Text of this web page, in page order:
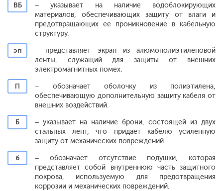
ВБ
– указывает на наличие водоблокирующих
материалов, обеспечивающих защиту от влаги и
предотвращающих ее проникновение в кабельную
структуру.
эп
– представляет экран из алюмополиэтиленовой
ленты, служащий для защиты от внешних
электромагнитных помех.
П
– обозначает оболочку из полиэтилена,
обеспечивающую дополнительную защиту кабеля от
внешних воздействий.
Б
– указывает на наличие брони, состоящей из двух
стальных лент, что придает кабелю усиленную
защиту от механических повреждений.
б
– обозначает отсутствие подушки, которая
представляет собой внутреннюю часть защитного
покрова, используемую для предотвращения
коррозии и механических повреждений.